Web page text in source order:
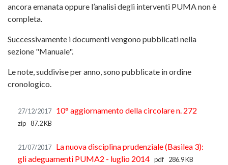
ancora emanata oppure l’analisi degli interventi PUMA non è
completa.
Successivamente i documenti vengono pubblicati nella
sezione "Manuale".
Le note, suddivise per anno, sono pubblicate in ordine
cronologico.
27/12/2017 10° aggiornamento della circolare n. 272
zip 87.2 KB
21/07/2017
La nuova disciplina prudenziale (Basilea 3):
gli adeguamenti PUMA2 - luglio 2014 pdf 286.9 KB